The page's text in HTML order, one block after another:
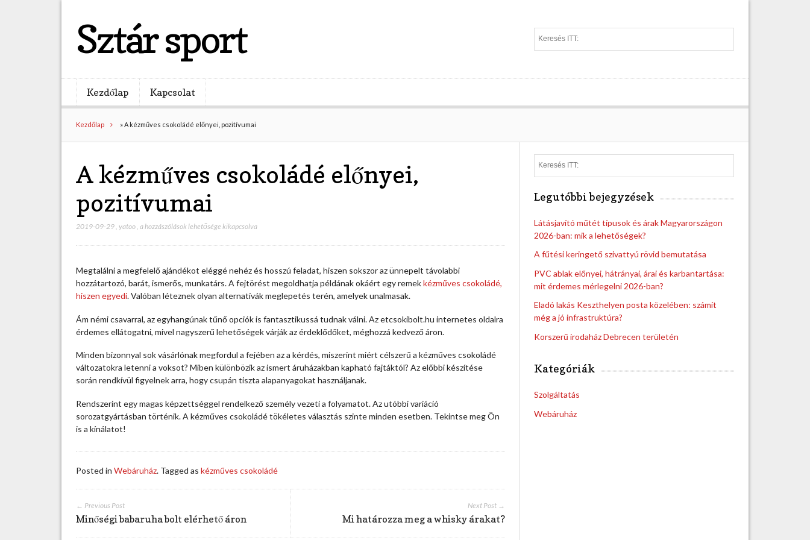
Sztár sport
e
c
Kezdőlap Kapcsolat
Kezdőlap »A kézműves csokoládé előnyei, pozitívumai
A kézműves csokoládé előnyei,
pozitívumai
2019-09-29 ,yatoo ,A
m
ű
v
e
s
o
k
l
á
e
n
e
a hozzászólások lehetősége kikapcsolva
Megtalálni a megfelelő ajándékot eléggé nehéz és hosszú feladat, hiszen sokszor az ünnepelt távolabbi
hozzátartozó, barát, ismerős, munkatárs. A fejtörést megoldhatja példának okáért egy remekkézműves csokoládé,
hiszen egyedi. Valóban léteznek olyan alternatívák meglepetés terén, amelyek unalmasak.
Ám némi csavarral, az egyhangúnak tűnő opciók is fantasztikussá tudnak válni. Az etcsokibolt.hu internetes oldalra
érdemes ellátogatni, mivel nagyszerű lehetőségek várják az érdeklődőket, méghozzá kedvező áron.
Minden bizonnyal sok vásárlónak megfordul a fejében az a kérdés, miszerint miért célszerű a kézműves csokoládé
változatokra letenni a voksot? Miben különbözik az ismert áruházakban kapható fajtáktól? Az előbbi készítése
során rendkívül figyelnek arra, hogy csupán tiszta alapanyagokat használjanak.
Rendszerint egy magas képzettséggel rendelkező személy vezeti a folyamatot. Az utóbbi variáció
sorozatgyártásban történik. A kézműves csokoládé tökéletes választás szinte minden esetben. Tekintse meg Ön
is a kínálatot!
Posted inWebáruház. Tagged askézműves csokoládé
Next Post →
Mi határozza meg a whisky árakat?
← Previous Post
Minőségi babaruha bolt elérhető áron
e
Legutóbbi bejegyzések
Látásjavító műtét típusok és árak Magyarországon
2026-ban: mik a lehetőségek?
A fűtési keringető szivattyú rövid bemutatása
PVC ablak előnyei, hátrányai, árai és karbantartása:
mit érdemes mérlegelni 2026-ban?
Eladó lakás Keszthelyen posta közelében: számít
még a jó infrastruktúra?
Korszerű irodaház Debrecen területén
Kategóriák
Szolgáltatás
Webáruház